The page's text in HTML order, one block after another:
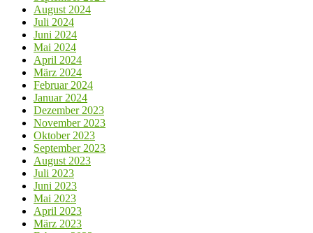
August 2024
Juli 2024
Juni 2024
Mai 2024
April 2024
März 2024
Februar 2024
Januar 2024
Dezember 2023
November 2023
Oktober 2023
September 2023
August 2023
Juli 2023
Juni 2023
Mai 2023
April 2023
März 2023